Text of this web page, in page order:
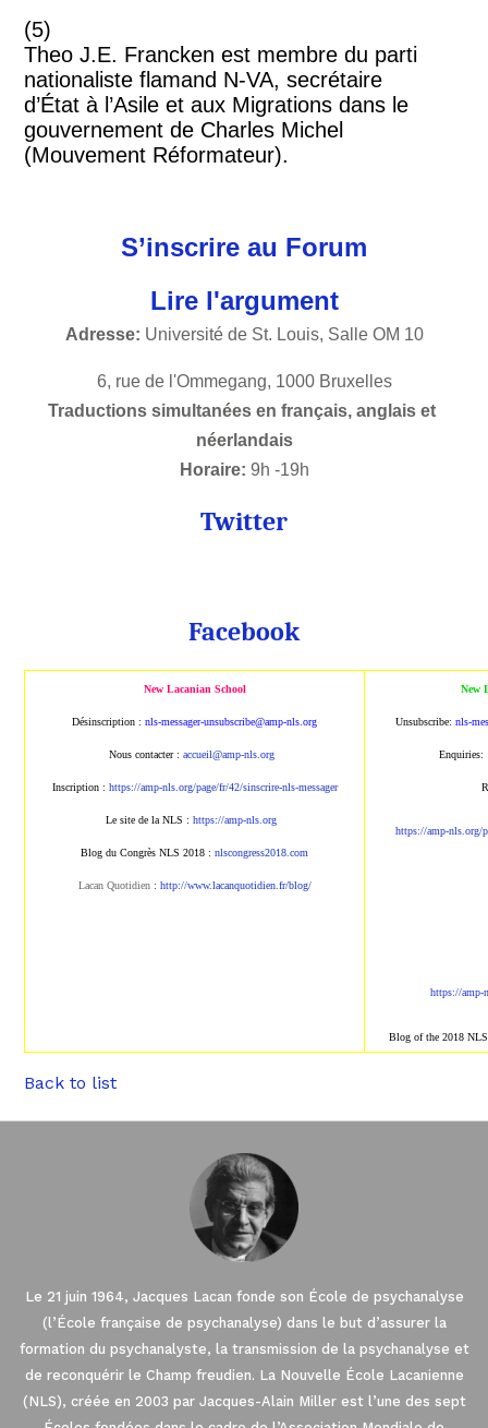
(5)
Theo J.E. Francken est membre du parti
nationaliste flamand N-VA, secrétaire
d’État à l’Asile et aux Migrations dans le
gouvernement de Charles Michel
(Mouvement Réformateur).
S’inscrire au Forum
Lire l'argument
Adresse: Université de St. Louis, Salle OM 10
6, rue de l'Ommegang, 1000 Bruxelles
Traductions simultanées en français, anglais et
néerlandais
Horaire: 9h -19h
Twitter
Facebook
New Lacanian School
Désinscription :nls-messager-unsubscribe@amp-nls.org
Nous contacter : accueil@amp-nls.org
Inscription : https://amp-nls.org/page/fr/42/sinscrire-nls-messager
Le site de la NLS :https://amp-nls.org
Blog du Congrès NLS 2018 :nlscongress2018.com
Lacan Quotidien: http://www.lacanquotidien.fr/blog/
New
Unsubscribe:nls-
Enquiries:
https://amp-nls.org/
https://amp-
Blog of the 2018
Back to list
Le 21 juin 1964, Jacques Lacan fonde son École de psychanalyse
(l’École française de psychanalyse) dans le but d’assurer la
formation du psychanalyste, la transmission de la psychanalyse et
de reconquérir le Champ freudien. La Nouvelle École Lacanienne
(NLS), créée en 2003 par Jacques-Alain Miller est l’une des sept